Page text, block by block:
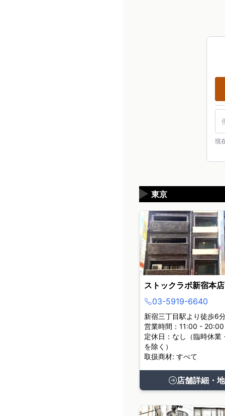
現
東京
▶
ストックラボ新宿本店
03-5919-6640
新宿三丁目駅より徒歩6
営業時間：11:00 - 20:00
定休日：なし（臨時休業
を除く）
取扱商材: すべて
店舗詳細・